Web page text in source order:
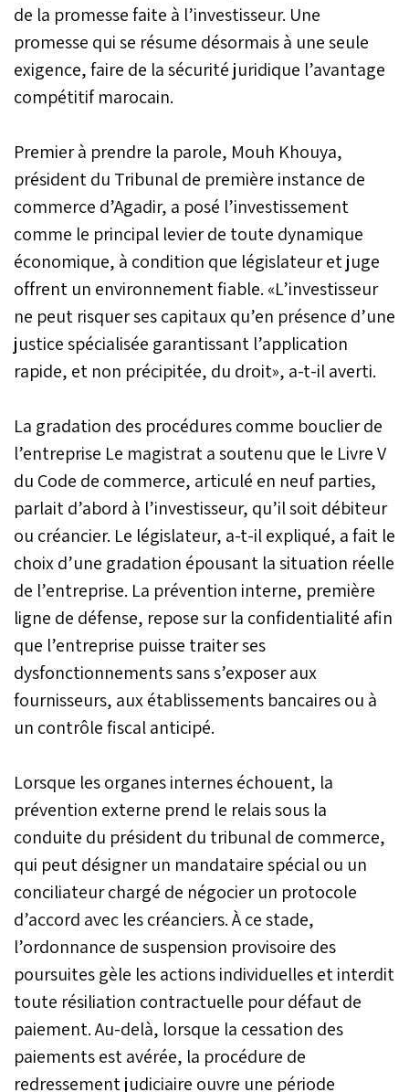
de la promesse faite à l’investisseur. Une
promesse qui se résume désormais à une seule
exigence, faire de la sécurité juridique l’avantage
compétitif marocain.
Premier à prendre la parole, Mouh Khouya,
président du Tribunal de première instance de
commerce d’Agadir, a posé l’investissement
comme le principal levier de toute dynamique
économique, à condition que législateur et juge
offrent un environnement fiable. «L’investisseur
ne peut risquer ses capitaux qu’en présence d’une
justice spécialisée garantissant l’application
rapide, et non précipitée, du droit», a-t-il averti.
La gradation des procédures comme bouclier de
l’entreprise Le magistrat a soutenu que le Livre V
du Code de commerce, articulé en neuf parties,
parlait d’abord à l’investisseur, qu’il soit débiteur
ou créancier. Le législateur, a-t-il expliqué, a fait le
choix d’une gradation épousant la situation réelle
de l’entreprise. La prévention interne, première
ligne de défense, repose sur la confidentialité afin
que l’entreprise puisse traiter ses
dysfonctionnements sans s’exposer aux
fournisseurs, aux établissements bancaires ou à
un contrôle fiscal anticipé.
Lorsque les organes internes échouent, la
prévention externe prend le relais sous la
conduite du président du tribunal de commerce,
qui peut désigner un mandataire spécial ou un
conciliateur chargé de négocier un protocole
d’accord avec les créanciers. À ce stade,
l’ordonnance de suspension provisoire des
poursuites gèle les actions individuelles et interdit
toute résiliation contractuelle pour défaut de
paiement. Au-delà, lorsque la cessation des
paiements est avérée, la procédure de
redressement judiciaire ouvre une période